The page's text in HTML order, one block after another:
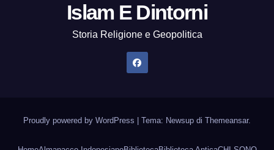
Islam E Dintorni
Storia Religione e Geopolitica
Proudly powered by WordPress Tema: Newsup di Themeansar.